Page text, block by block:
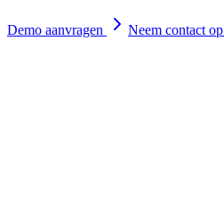
Demo aanvragen Neem contact op